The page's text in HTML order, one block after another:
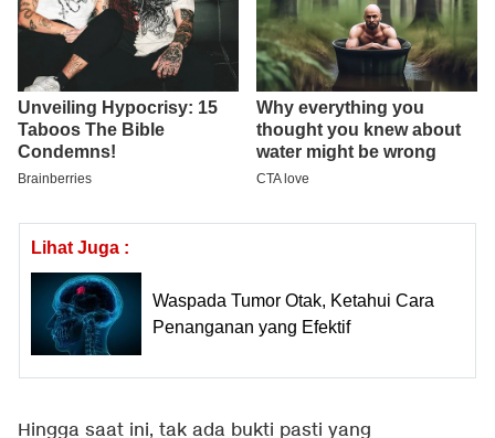
Lihat Juga :
Waspada Tumor Otak, Ketahui Cara
Penanganan yang Efektif
Hingga saat ini, tak ada bukti pasti yang